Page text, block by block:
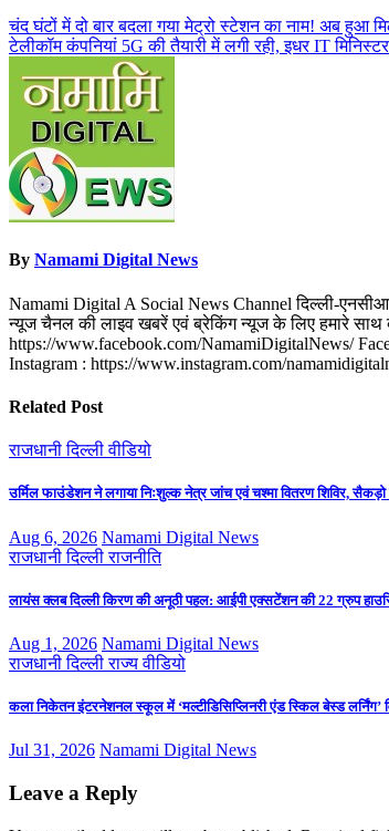
चंद घंटों में दो बार बदला गया मेट्रो स्टेशन का नाम! अब हुआ
टेलीकॉम कंपनियां 5G की तैयारी में लगी रही, इधर IT
By Namami Digital News
Namami Digital A Social News Channel दिल्ली-
न्यूज चैनल की लाइव खबरें एवं ब्रेकिंग न्यूज के लिए हमारे
https://www.facebook.com/NamamiDigitalNews/
Instagram : https://www.instagram.com/
Related Post
राजधानी दिल्लीवीडियो
उर्मिल फाउंडेशन ने लगाया निःशुल्क नेत्र जांच एवं चश्मा वितरण शिविर, सैकड़ो
Aug 6, 2026 Namami Digital News
राजधानी दिल्लीराजनीति
लायंस क्लब दिल्ली किरण की अनूठी पहल: आईपी एक्सटेंशन की 22 ग्रुप
Aug 1, 2026 Namami Digital News
राजधानी दिल्लीराज्यवीडियो
कला निकेतन इंटरनेशनल स्कूल में ‘मल्टीडिसिप्लिनरी एंड स्किल बेस्ड लर्निंग’
Jul 31, 2026 Namami Digital News
Leave a Reply